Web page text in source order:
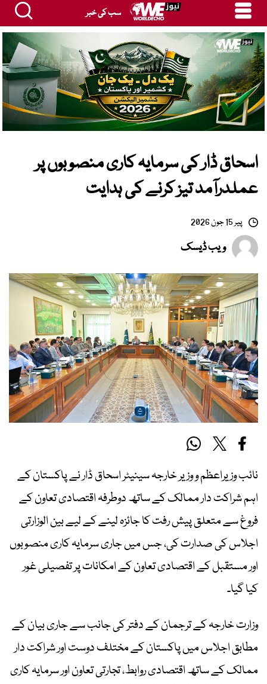
سب کی خبر
اسحاق ڈار کی سرمایہ کاری منصوبوں پر
عملدرآمد تیز کرنے کی ہدایت
پیر 15 جون 2026
ویب ڈیسک
نائب وزیراعظم و وزیر خارجہ سینیٹر اسحاق ڈار نے پاکستان کے
اہم شراکت دار ممالک کے ساتھ دوطرفہ اقتصادی تعاون کے
فروغ سے متعلق پیش رفت کا جائزہ لینے کے لیے بین الوزارتی
اجلاس کی صدارت کی، جس میں جاری سرمایہ کاری منصوبوں
اور مستقبل کے اقتصادی تعاون کے امکانات پر تفصیلی غور
کیا گیا۔
وزارت خارجہ کے ترجمان کے دفتر کی جانب سے جاری بیان کے
مطابق اجلاس میں پاکستان کے مختلف دوست اور شراکت دار
ممالک کے ساتھ اقتصادی روابط، تجارتی تعاون اور سرمایہ کاری